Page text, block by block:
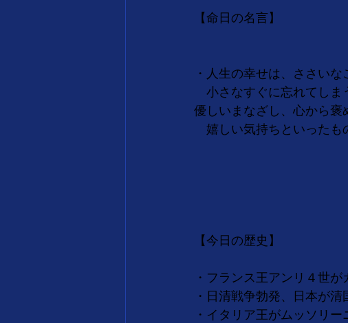
【命日の名言】
・人生の幸せは、ささいな
小さなすぐに忘れてしま
優しいまなざし、心から褒
嬉しい気持ちといったも
サミュエル・
イギ
【今日の歴史】
・フランス王アンリ４世が
・日清戦争勃発、日本が清
・イタリア王がムッソリー